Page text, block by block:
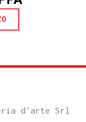
d'arte Srl